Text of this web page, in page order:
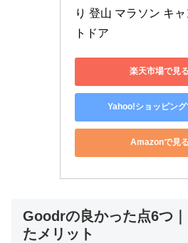
り 登山 マラソン キ
トドア
楽天市場で見る
Yahoo!ショッピング
Amazonで見る
Goodrの良かった点6つ
たメリット